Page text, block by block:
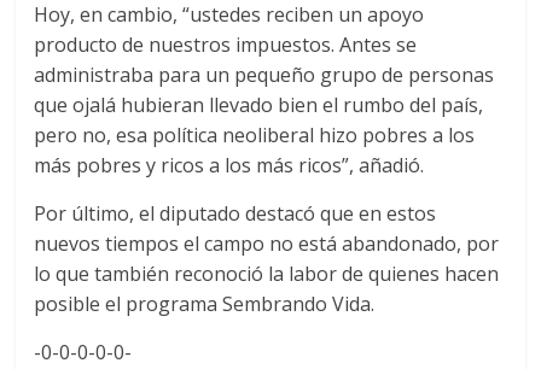
Hoy, en cambio, “ustedes reciben un apoyo
producto de nuestros impuestos. Antes se
administraba para un pequeño grupo de personas
que ojalá hubieran llevado bien el rumbo del país,
pero no, esa política neoliberal hizo pobres a los
más pobres y ricos a los más ricos”, añadió.
Por último, el diputado destacó que en estos
nuevos tiempos el campo no está abandonado, por
lo que también reconoció la labor de quienes hacen
posible el programa Sembrando Vida.
-0-0-0-0-0-